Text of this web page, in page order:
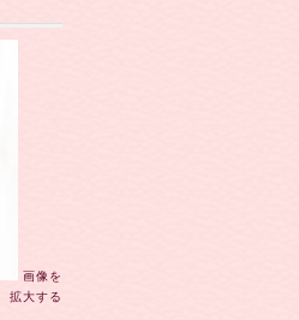
画像を
拡大する